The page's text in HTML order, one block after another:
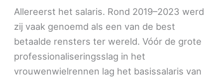
Allereerst het salaris. Rond 2019–2023 werd
zij vaak genoemd als een van de best
betaalde rensters ter wereld. Vóór de grote
professionaliseringsslag in het
vrouwenwielrennen lag het basissalaris van